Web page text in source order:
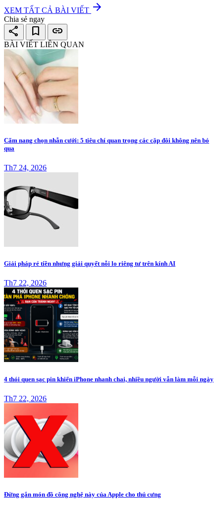
XEM TẤT CẢ BÀI VIẾT arrow_forward
Chia sẻ ngay
share bookmark link
BÀI VIẾT LIÊN QUAN
Cẩm nang chọn nhẫn cưới: 5 tiêu chí quan trọng các cặp đôi không nên bỏ
qua
Th7 24, 2026
Giải pháp rẻ tiền nhưng giải quyết nỗi lo riêng tư trên kính AI
Th7 22, 2026
4 thói quen sạc pin khiến iPhone nhanh chai, nhiều người vẫn làm mỗi ngày
Th7 22, 2026
Đừng gắn món đồ công nghệ này của Apple cho thú cưng